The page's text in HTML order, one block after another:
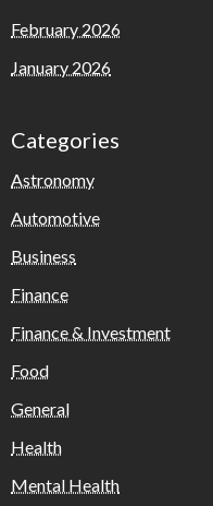
February 2026
January 2026
Categories
Astronomy
Automotive
Business
Finance
Finance & Investment
Food
General
Health
Mental Health